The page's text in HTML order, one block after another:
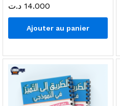
14.000 د.ت
Ajouter au panier